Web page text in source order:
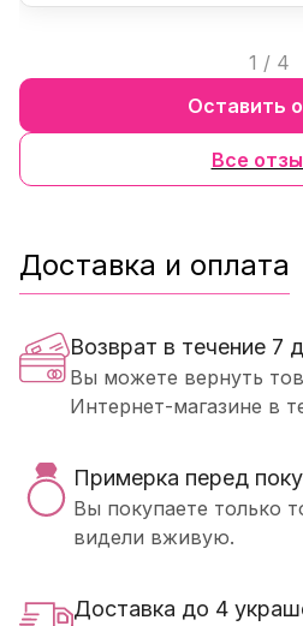
1 / 4
Все
Оставить
Доставка и оплата
Возврат в течение 7
Вы можете вернуть
Интернет-магазине в
Примерка перед
Вы покупаете только
видели вживую.
Доставка до 4